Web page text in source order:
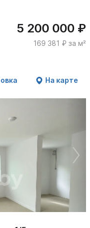
5 200 000 ₽
169 381 ₽ за м²
На карте
7